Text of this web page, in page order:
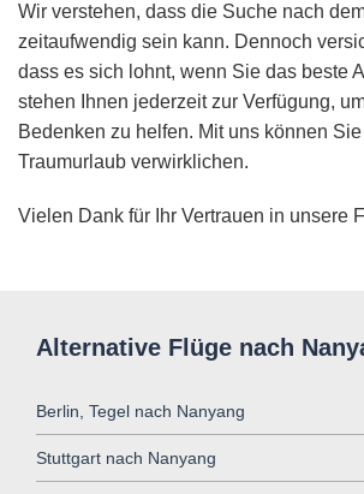
Wir verstehen, dass die Suche nach
zeitaufwendig sein kann. Dennoch
dass es sich lohnt, wenn Sie das beste
stehen Ihnen jederzeit zur Verfügung,
Bedenken zu helfen. Mit uns können
Traumurlaub verwirklichen.
Vielen Dank für Ihr Vertrauen in unsere
Alternative Flüge nach
Berlin, Tegel nach Nanyang
Stuttgart nach Nanyang